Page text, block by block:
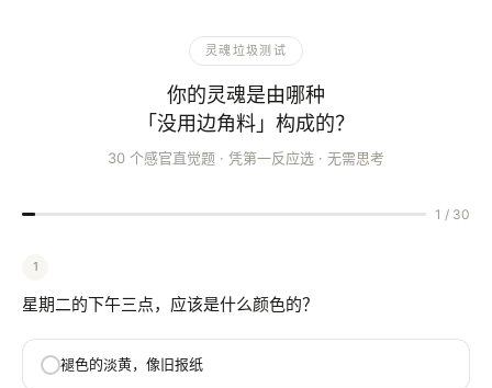
灵魂垃圾测试
你的灵魂是由哪种
「没用边角料」构成的？
30 个感官直觉题 · 凭第一反应选 · 无需思考
1 / 30
1
星期二的下午三点，应该是什么颜色的？
褪色的淡黄，像旧报纸